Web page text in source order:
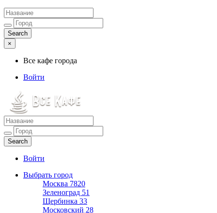
×
Все кафе города
Войти
Все кафе города
Каталог хороших кафе
Войти
Выбрать город
Москва 7820
Зеленоград 51
Щербинка 33
Московский 28